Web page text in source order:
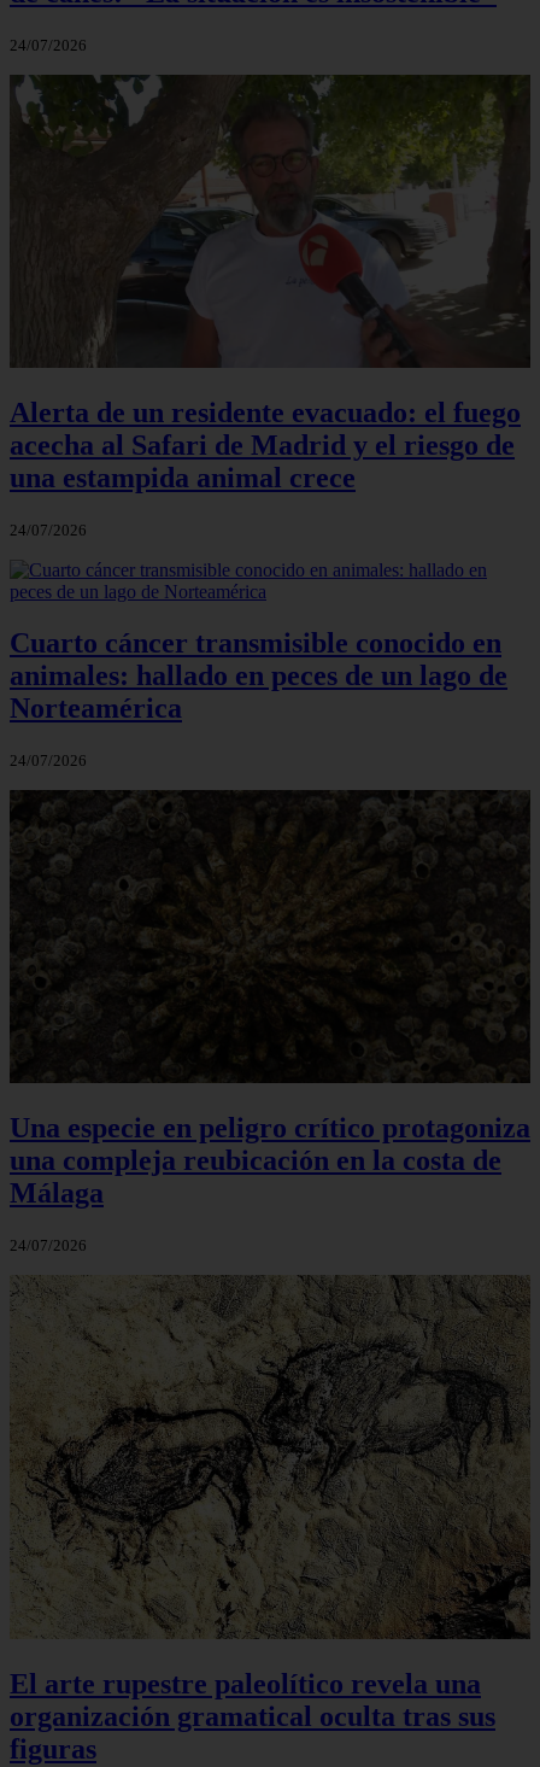
24/07/2026
Alerta de un residente evacuado: el fuego
acecha al Safari de Madrid y el riesgo de
una estampida animal crece
24/07/2026
Cuarto cáncer transmisible conocido en
animales: hallado en peces de un lago de
Norteamérica
24/07/2026
Una especie en peligro crítico protagoniza
una compleja reubicación en la costa de
Málaga
24/07/2026
El arte rupestre paleolítico revela una
organización gramatical oculta tras sus
figuras